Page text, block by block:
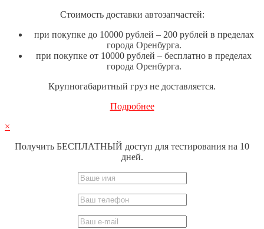
Стоимость доставки автозапчастей:
при покупке до 10000 рублей – 200 рублей в пределах
города Оренбурга.
при покупке от 10000 рублей – бесплатно в пределах
города Оренбурга.
Крупногабаритный груз не доставляется.
Подробнее
×
Получить БЕСПЛАТНЫЙ доступ для тестирования на 10
дней.